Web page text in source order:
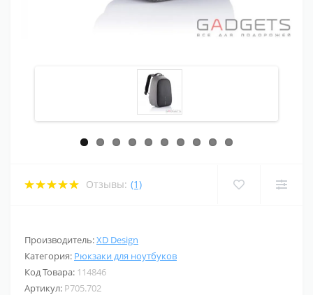
Отзывы: (1)
Производитель:XD Design
Категория: Рюкзаки для ноутбуков
Код Товара: 114846
Артикул: P705.702